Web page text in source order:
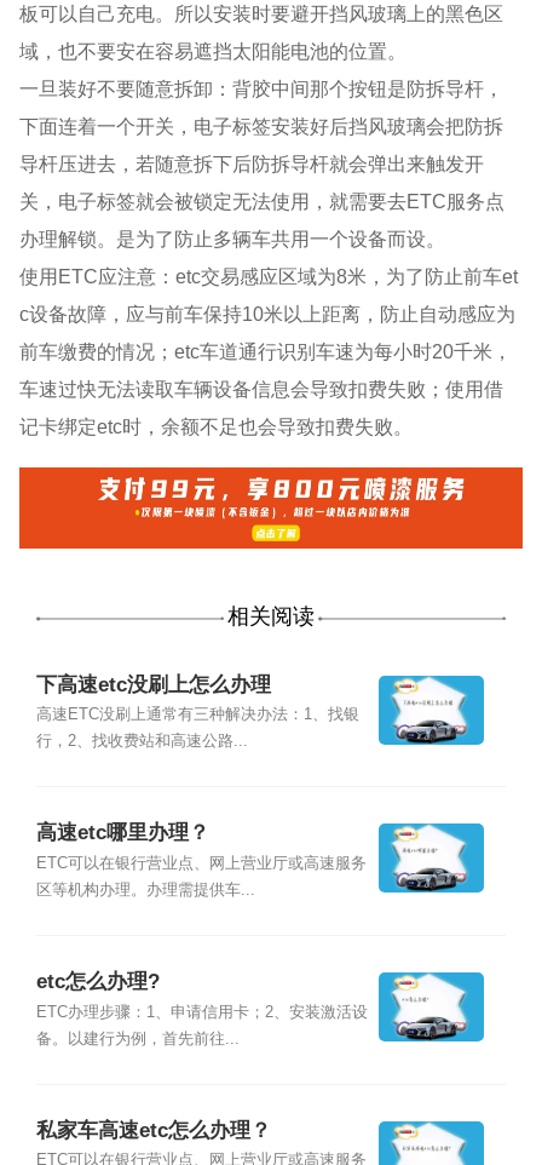
板可以自己充电。所以安装时要避开挡风玻璃上的黑色区
域，也不要安在容易遮挡太阳能电池的位置。
一旦装好不要随意拆卸：背胶中间那个按钮是防拆导杆，
下面连着一个开关，电子标签安装好后挡风玻璃会把防拆
导杆压进去，若随意拆下后防拆导杆就会弹出来触发开
关，电子标签就会被锁定无法使用，就需要去ETC服务点
办理解锁。是为了防止多辆车共用一个设备而设。
使用ETC应注意：etc交易感应区域为8米，为了防止前车et
c设备故障，应与前车保持10米以上距离，防止自动感应为
前车缴费的情况；etc车道通行识别车速为每小时20千米，
车速过快无法读取车辆设备信息会导致扣费失败；使用借
记卡绑定etc时，余额不足也会导致扣费失败。
相关阅读
下高速etc没刷上怎么办理
高速ETC没刷上通常有三种解决办法：1、找银
行，2、找收费站和高速公路...
高速etc哪里办理？
ETC可以在银行营业点、网上营业厅或高速服务
区等机构办理。办理需提供车...
etc怎么办理?
ETC办理步骤：1、申请信用卡；2、安装激活设
备。以建行为例，首先前往...
私家车高速etc怎么办理？
ETC可以在银行营业点、网上营业厅或高速服务